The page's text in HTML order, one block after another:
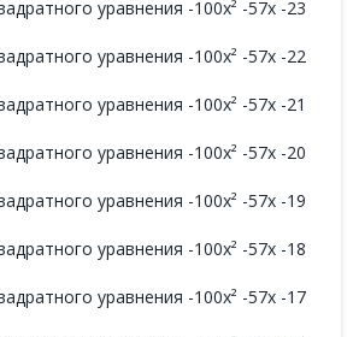
уравнения -100x² -57x -23
уравнения -100x² -57x -22
уравнения -100x² -57x -21
уравнения -100x² -57x -20
уравнения -100x² -57x -19
уравнения -100x² -57x -18
уравнения -100x² -57x -17